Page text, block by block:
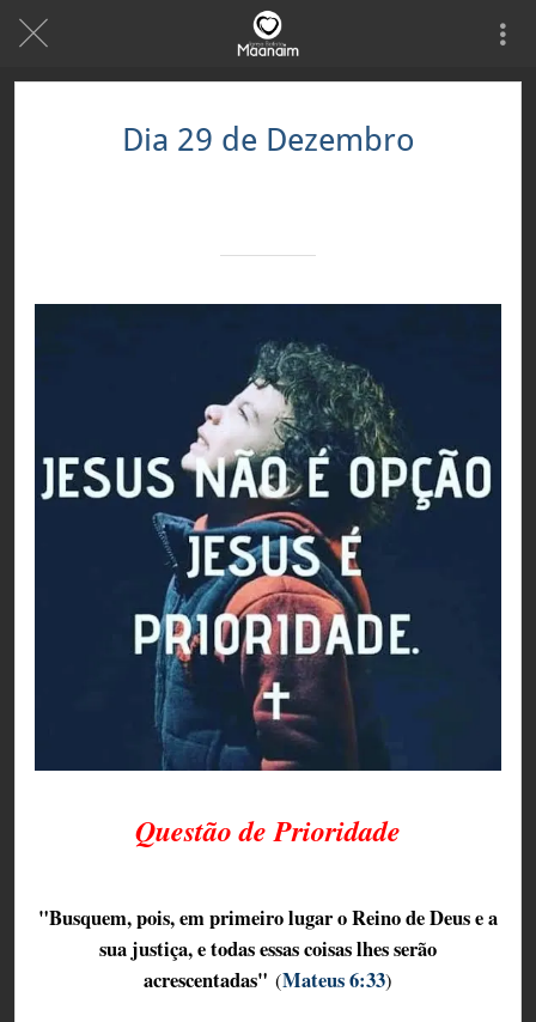
Dia 29 de Dezembro
Questão de Prioridade
"Busquem, pois, em primeiro lugar o Reino de Deus e a
sua justiça, e todas essas coisas lhes serão
acrescentadas" (Mateus 6:33)